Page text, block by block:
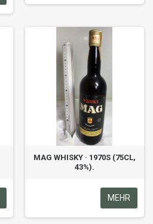
MAG WHISKY · 1970S (75CL,
43%).
MEHR